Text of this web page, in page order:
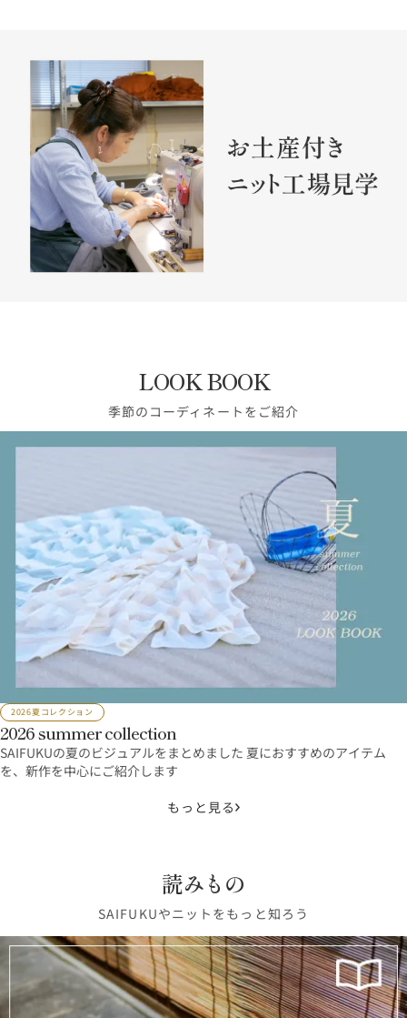
LOOK BOOK
季節のコーディネートをご紹介
2026夏コレクション
2026 summer collection
SAIFUKUの夏のビジュアルをまとめました 夏におすすめのアイテム
を、新作を中心にご紹介します
もっと見る
読みもの
SAIFUKUやニットをもっと知ろう